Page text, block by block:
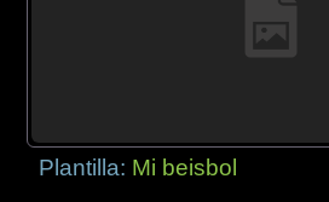
Plantilla: Mi beisbol